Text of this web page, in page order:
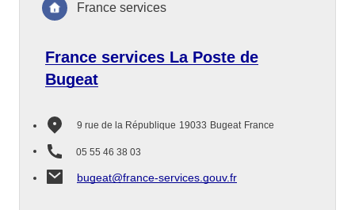
France services La Poste de
Bugeat
9 rue de la République 19033 Bugeat France
05 55 46 38 03
bugeat@france-services.gouv.fr
France services